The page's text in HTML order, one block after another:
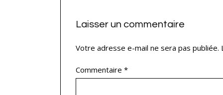
Laisser un commentaire
Votre adresse e-mail ne sera pas publiée.
Commentaire *